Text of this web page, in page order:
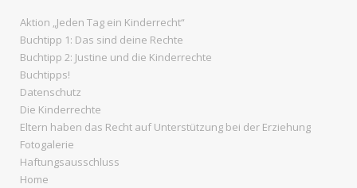
Aktion „Jeden Tag ein Kinderrecht“
Buchtipp 1: Das sind deine Rechte
Buchtipp 2: Justine und die Kinderrechte
Buchtipps!
Datenschutz
Die Kinderrechte
Eltern haben das Recht auf Unterstützung bei der Erziehung
Fotogalerie
Haftungsausschluss
Home